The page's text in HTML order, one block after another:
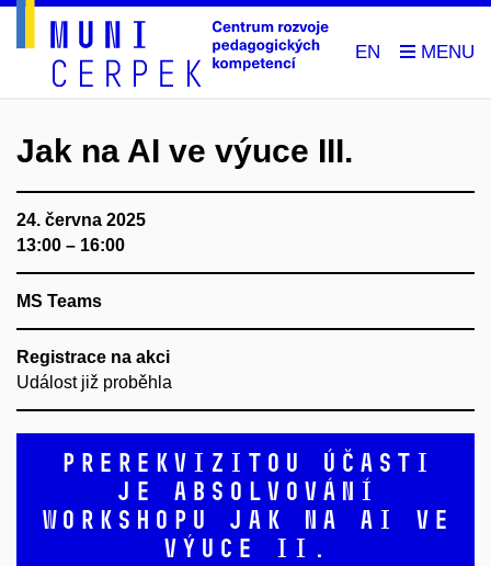
EN
Jak na AI ve výuce III.
24. června 2025
13:00 – 16:00
MS Teams
Registrace na akci
Událost již proběhla
Prerekvizitou účasti
je absolvování
workshopu Jak na AI ve
výuce II.